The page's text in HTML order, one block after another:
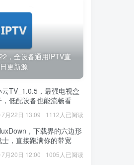
，全设备通用IPTV直
更新源
云TV_1.0.5，最强电视盒
，低配设备也能流畅看
7月22日 13:09 1112人已阅读
，下载界的六边形
士，直接跑满你的带宽
7月20日 12:00 1005人已阅读